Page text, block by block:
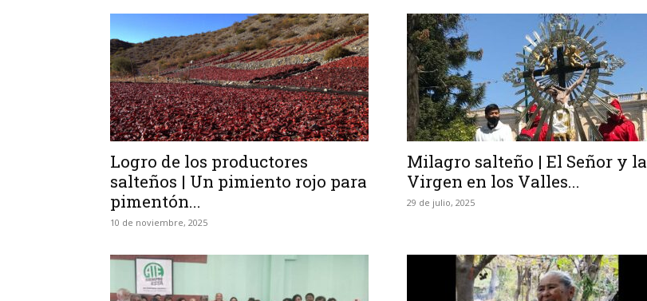
Logro de los productores
salteños | Un pimiento rojo para
pimentón...
10 de noviembre, 2025
Milagro salteño | El Señor y la
Virgen en los Valles...
29 de julio, 2025